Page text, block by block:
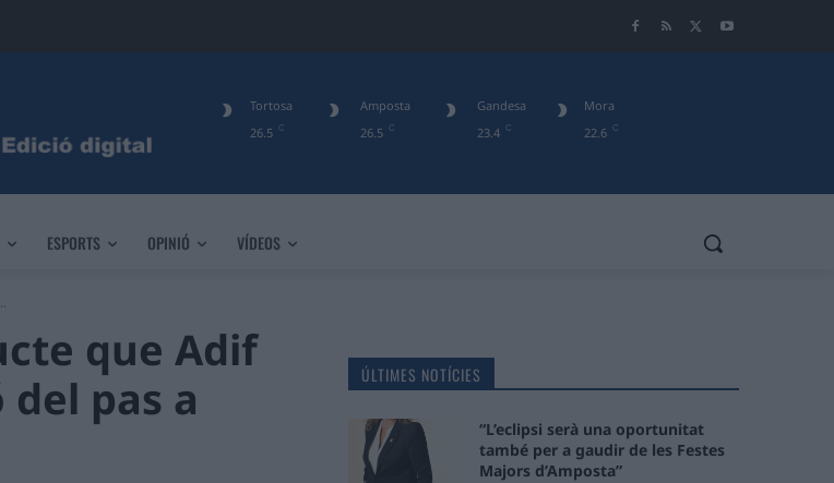
26.5 C
Tortosa
26.5 C
Amposta
23.4 C
Gandesa
22.6 C
Mora
ESPORTS OPINIÓ VÍDEOS
que Adif
pas a
ÚLTIMES NOTÍCIES
“L’eclipsi serà una oportunitat
també per a gaudir de les Festes
Majors d’Amposta”